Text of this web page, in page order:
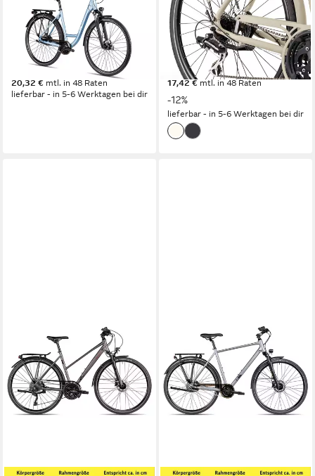
Cityrad TRX GO Wave
51 cm Rahmenhöhe
Gänge
120 kg Zul. Gesamtgewicht
699,99 €
20,32 € mtl. in 48 Raten
lieferbar - in 5-6 Werktagen bei dir
Trekkingrad TLX24
48 cm Rahmenhöhe
24 Gänge
120 kg Zul. Gesamtgewicht
599,99 € UVP
679,99 €
17,42 € mtl. in 48 Raten
-12%
lieferbar - in 5-6 Werktagen bei dir